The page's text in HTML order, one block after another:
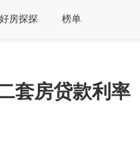
好房探探 榜单
套房贷款利率